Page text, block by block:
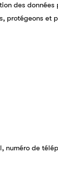
des
et
de